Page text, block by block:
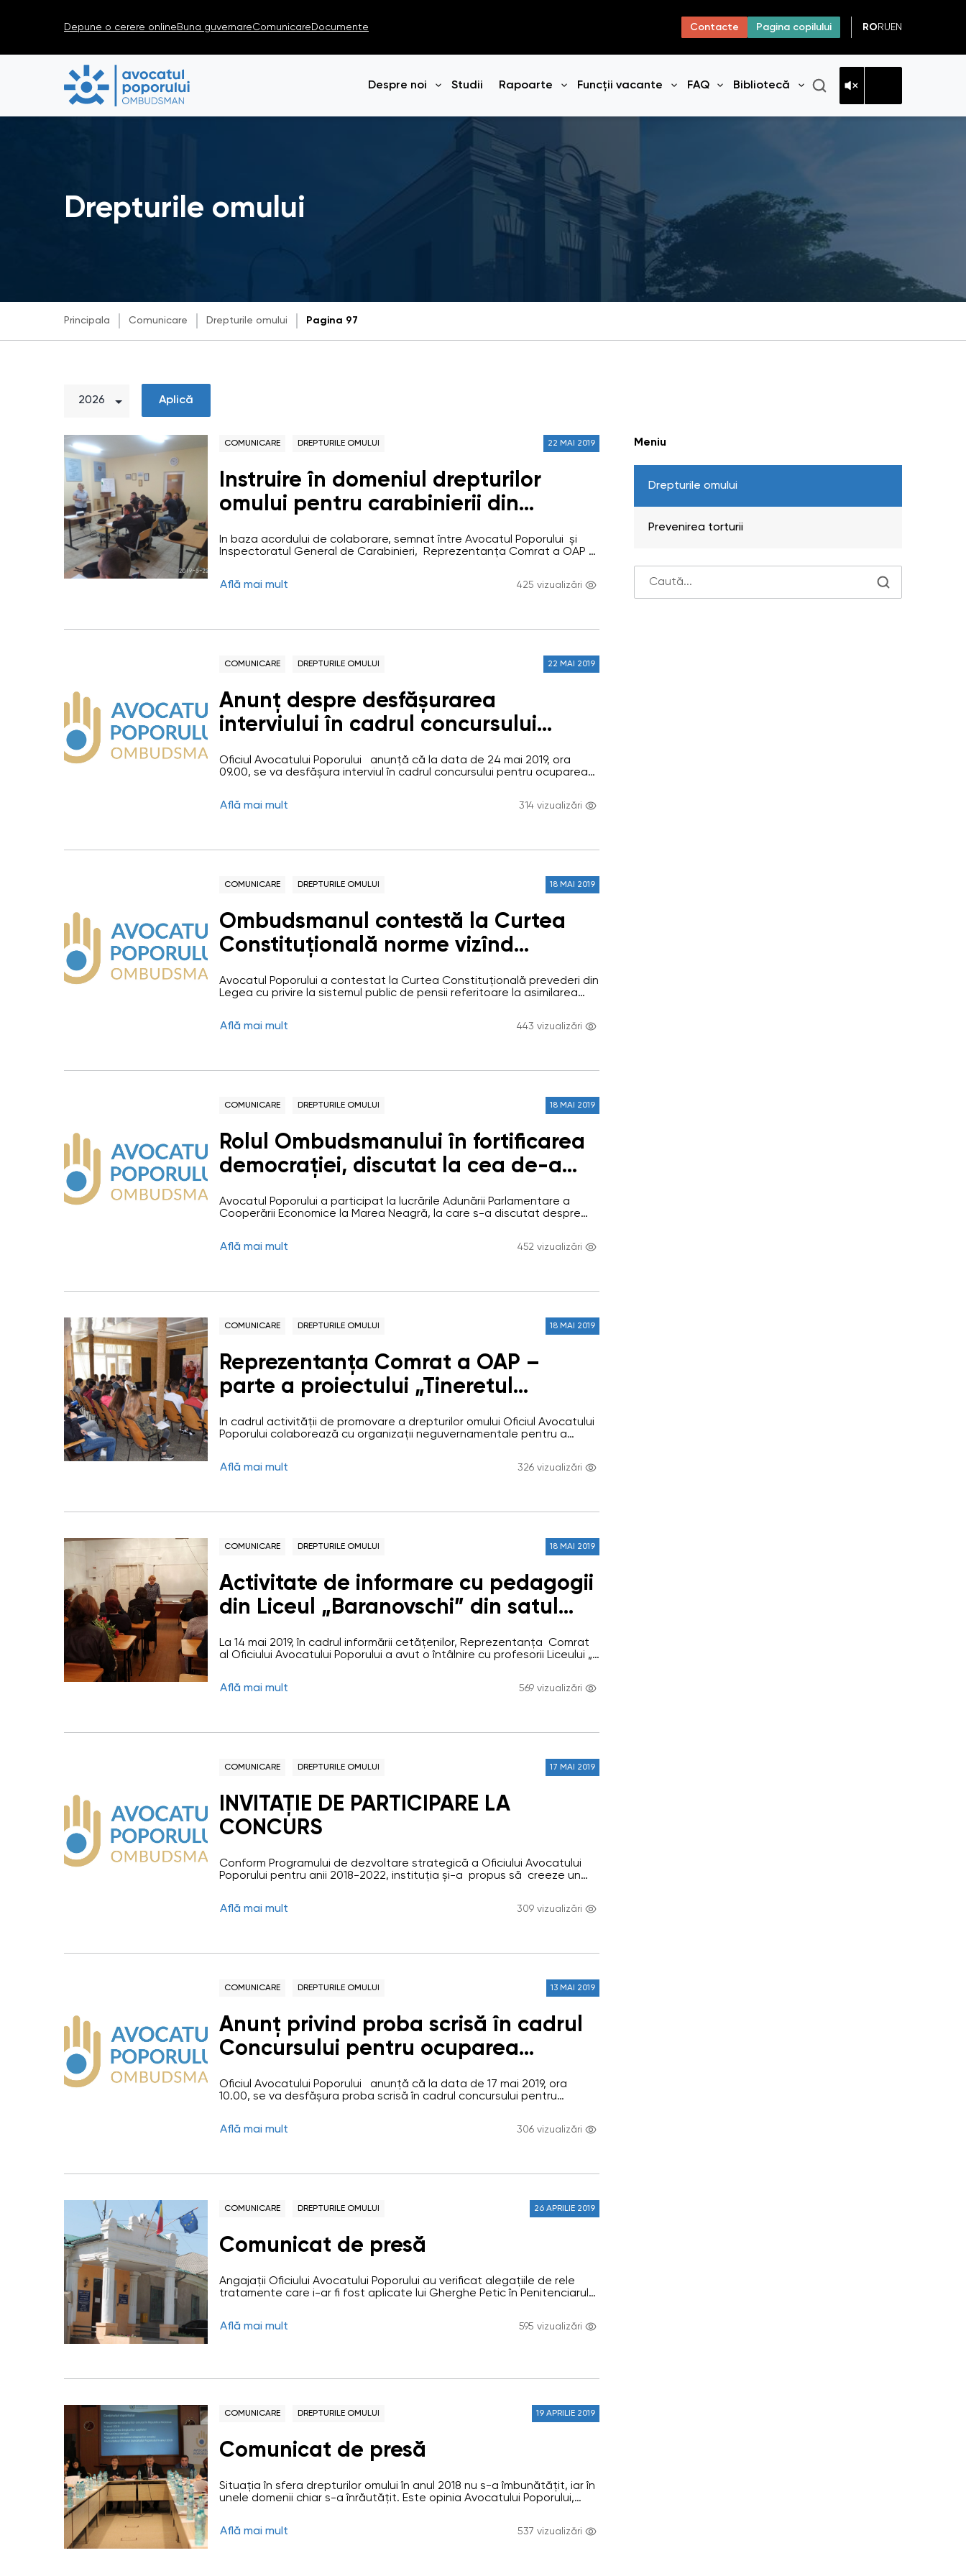
Depune o cerere online Buna guvernareComunicare Documente Contacte Pagina copilului RO RU EN
Despre noi
Deschide meniul
Studii Rapoarte
Deschide meniul
Funcții vacante FAQ
Deschide meniul
Bibliotecă
Deschide meniul
Drepturile omului
Principala Comunicare Drepturile omului Pagina 97
Aplică
COMUNICARE DREPTURILE OMULUI 22 MAI 2019
Instruire în domeniul drepturilor
omului pentru carabinierii din
În baza acordului de colaborare, semnat între Avocatul Poporului și
Inspectoratul General de Carabinieri, Reprezentanța Comrat a OAP a
a fost pregătită în conformitate cu metodologia aprobată în cadrul
Află mai mult 425 vizualizări
COMUNICARE DREPTURILE OMULUI 22 MAI 2019
Anunț despre desfășurarea
interviului în cadrul concursului
execuție de Consultant superior,
Direcția promovarea drepturilor
Oficiul Avocatului Poporului anunță că la data de 24 mai 2019, ora
09.00, se va desfășura interviul în cadrul concursului pentru ocuparea
interviu pentru ocuparea funcției publice de Consultant superior,
Află mai mult 314 vizualizări
COMUNICARE DREPTURILE OMULUI 18 MAI 2019
Ombudsmanul contestă la Curtea
Constituțională norme vizînd
pentru îngrijitorii de persoane cu
dizabilități severe
Avocatul Poporului a contestat la Curtea Constituțională prevederi din
Legea cu privire la sistemul public de pensii referitoare la asimilarea
Moldova a adoptat Legea nr.290 pentru modificarea și completarea
Află mai mult 443 vizualizări
COMUNICARE DREPTURILE OMULUI 18 MAI 2019
Rolul Ombudsmanului în fortificarea
democrației, discutat la cea de-a
pentru drepturile juridice și politice
Avocatul Poporului a participat la lucrările Adunării Parlamentare a
Cooperării Economice la Marea Neagră, la care s-a discutat despre
deputați din statele membre ale APCEMN, ombudsmani, reprezentanți
Află mai mult 452 vizualizări
COMUNICARE DREPTURILE OMULUI 18 MAI 2019
Reprezentanța Comrat a OAP –
parte a proiectului „Tineretul
democratică mâine“
În cadrul activității de promovare a drepturilor omului Oficiul Avocatului
Poporului colaborează cu organizații neguvernamentale pentru a
orașul Basarabeasca a fost prezentat Proiectul „Tineretul informat
Află mai mult 326 vizualizări
COMUNICARE DREPTURILE OMULUI 18 MAI 2019
Activitate de informare cu pedagogii
din Liceul „Baranovschi” din satul
La 14 mai 2019, în cadrul informării cetățenilor, Reprezentanța Comrat
al Oficiului Avocatului Poporului a avut o întâlnire cu profesorii Liceului „
atribuțiile Avocatului Poporului și Avocatului Poporului pentru Drepturile
Află mai mult 569 vizualizări
COMUNICARE DREPTURILE OMULUI 17 MAI 2019
INVITAȚIE DE PARTICIPARE LA
CONCURS
Conform Programului de dezvoltare strategică a Oficiului Avocatului
Poporului pentru anii 2018-2022, instituția și-a propus să creeze un
libertăților fundamentale ale omului, în rândul angajaților instituțiilor
Află mai mult 309 vizualizări
COMUNICARE DREPTURILE OMULUI 13 MAI 2019
Anunț privind proba scrisă în cadrul
Concursului pentru ocuparea
Consultant superior Direcția
promovarea drepturilor omului și
Oficiul Avocatului Poporului anunță că la data de 17 mai 2019, ora
10.00, se va desfășura proba scrisă în cadrul concursului pentru
str. Sfatul Țării, 16) Lista candidaților admiși la proba scrisă pentru
Află mai mult 306 vizualizări
COMUNICARE DREPTURILE OMULUI 26 APRILIE 2019
Comunicat de presă
Angajații Oficiului Avocatului Poporului au verificat alegațiile de rele
tratamente care i-ar fi fost aplicate lui Gherghe Petic în Penitenciarul
care este deținut Gheorghe Petic, sunt contrare prevederilor art.3 al
Află mai mult 595 vizualizări
COMUNICARE DREPTURILE OMULUI 19 APRILIE 2019
Comunicat de presă
Situația în sfera drepturilor omului în anul 2018 nu s-a îmbunătățit, iar în
unele domenii chiar s-a înrăutățit. Este opinia Avocatului Poporului,
anual al Ombudsmanului cu privire la respectarea drepturilor și
Află mai mult 537 vizualizări
Meniu
Drepturile omului
Prevenirea torturii